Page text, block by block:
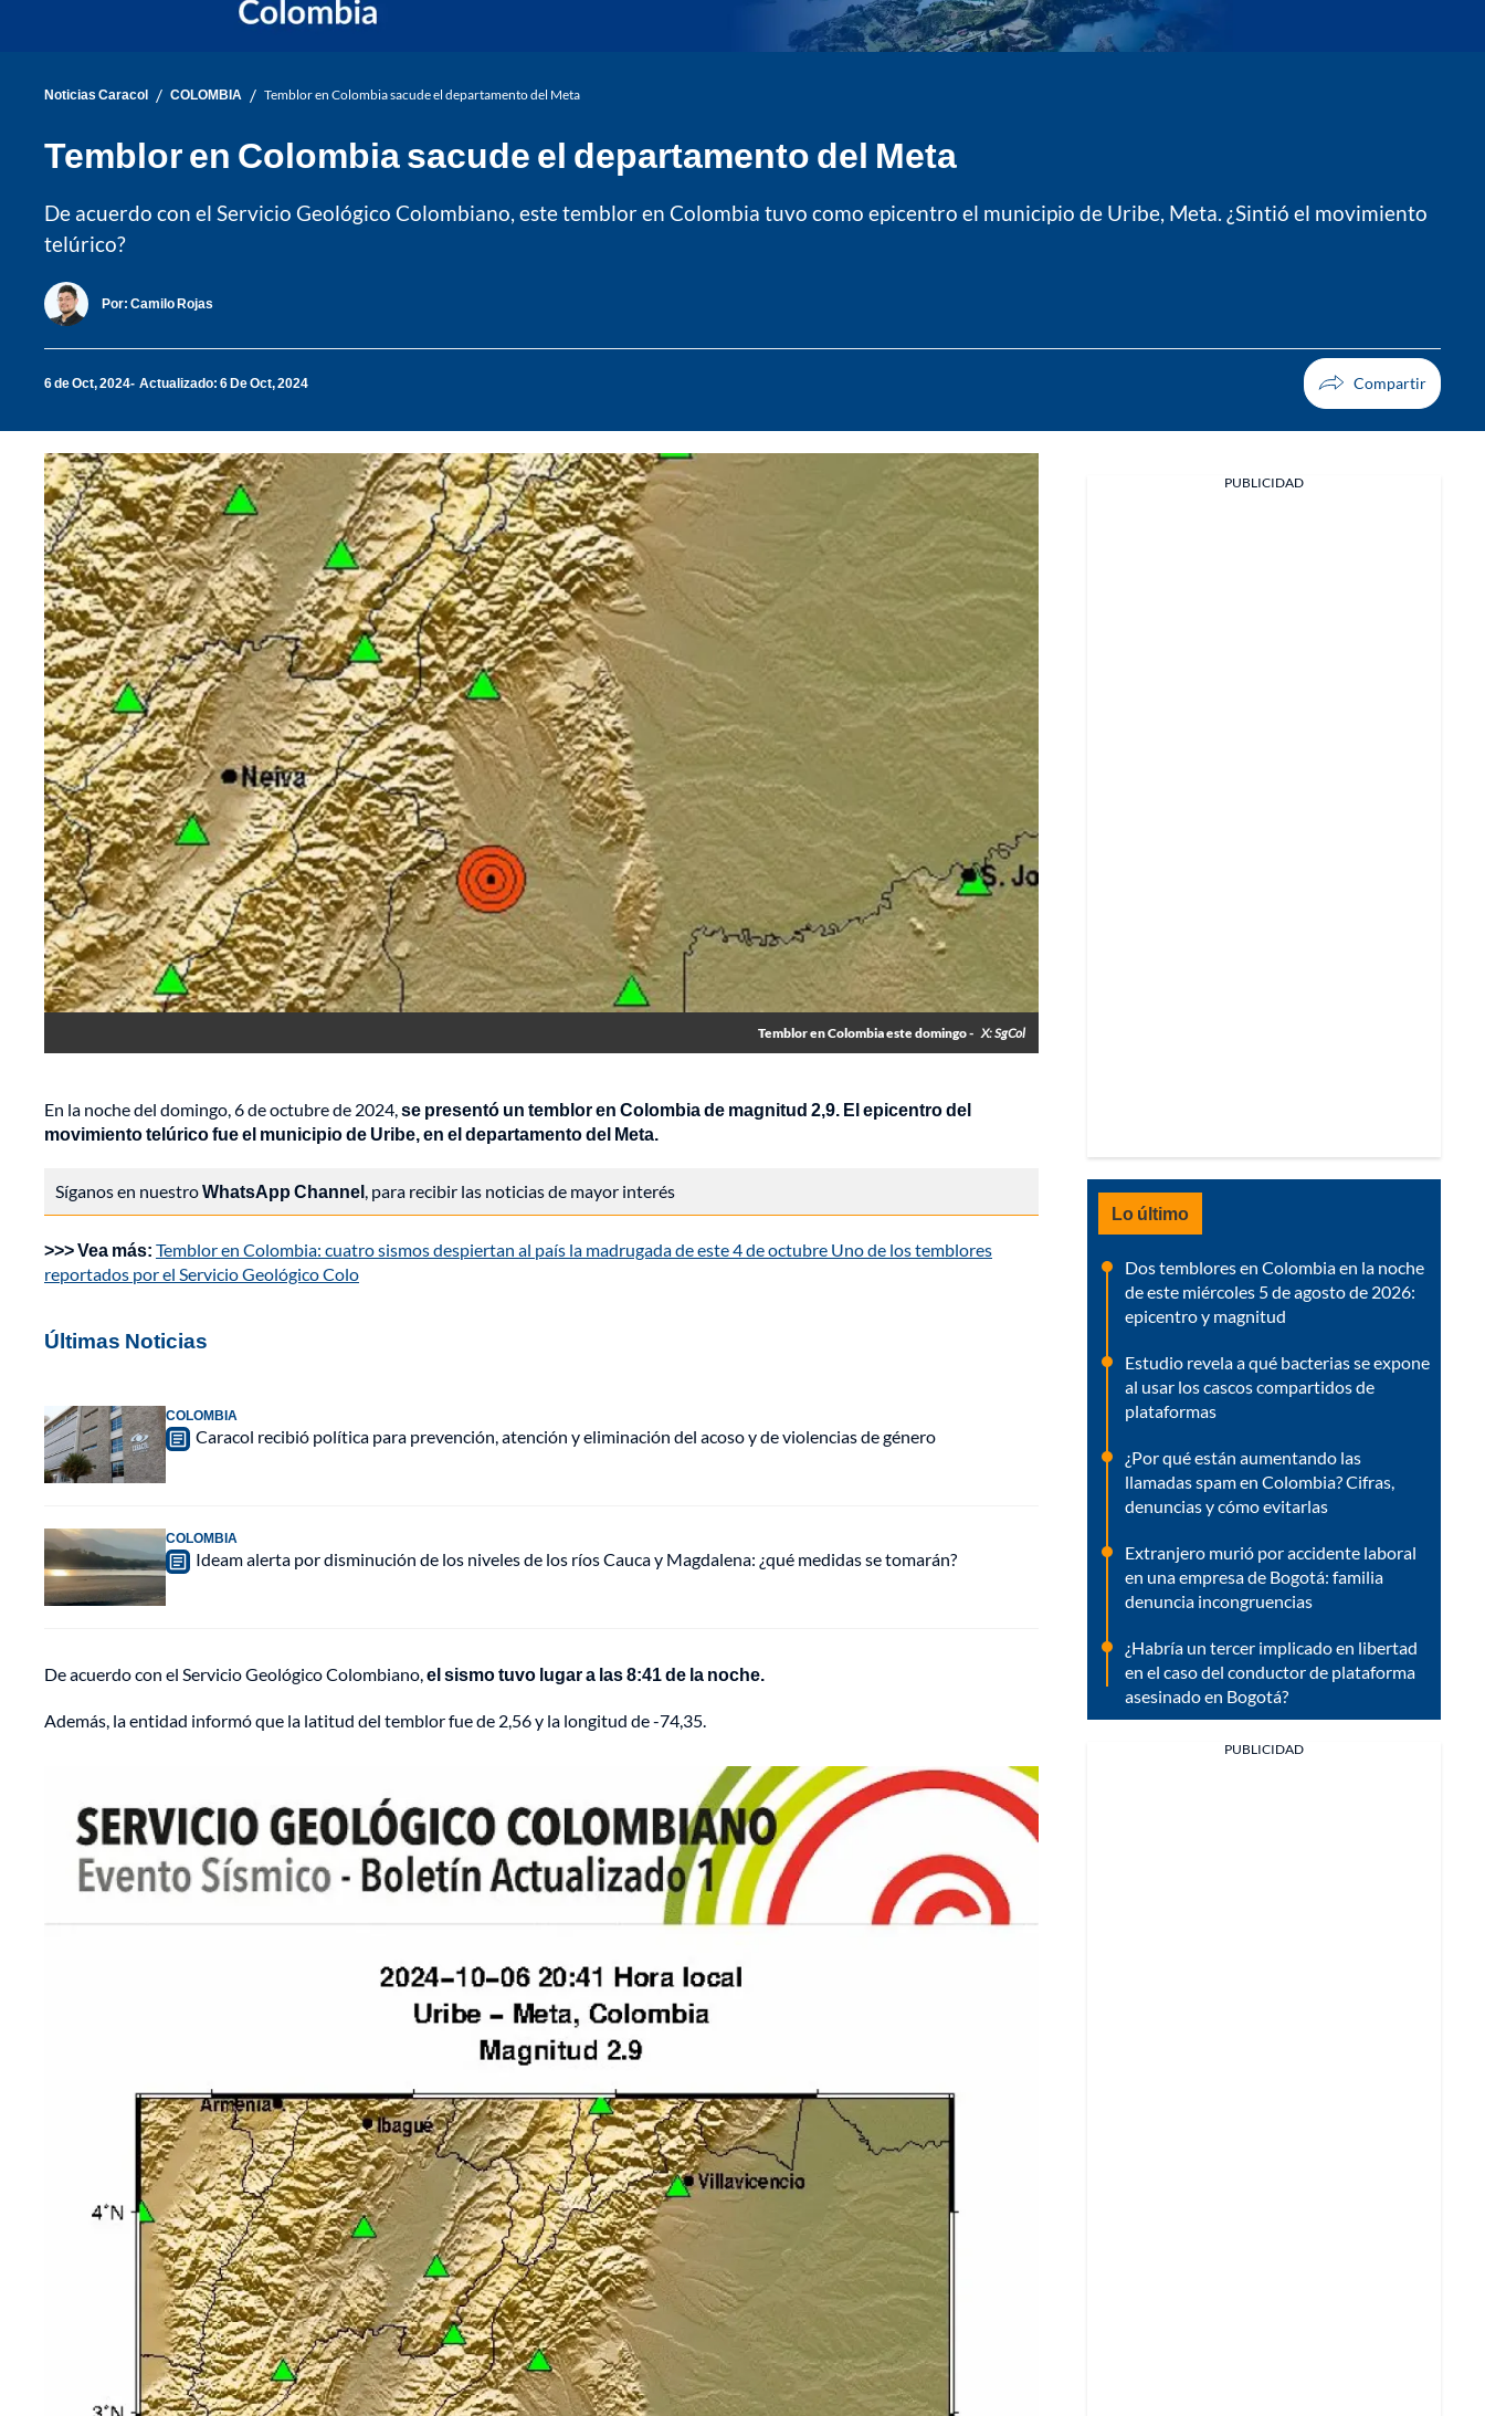
Noticias Caracol / COLOMBIA / Temblor en Colombia sacude el departamento del Meta
Temblor en Colombia sacude el departamento del Meta
De acuerdo con el Servicio Geológico Colombiano, este temblor en Colombia tuvo como epicentro el municipio de Uribe, Meta. ¿Sintió el movimiento
telúrico?
Por: Camilo Rojas
6 de Oct, 2024 Actualizado: 6 De Oct, 2024
Temblor en Colombia este domingo - X: SgCol
En la noche del domingo, 6 de octubre de 2024,se presentó un temblor en Colombia de magnitud 2,9. El epicentro del
movimiento telúrico fue el municipio de Uribe, en el departamento del Meta.
Síganos en nuestroWhatsApp Channel, para recibir las noticias de mayor interés
>>> Vea más: Temblor en Colombia: cuatro sismos despiertan al país la madrugada de este 4 de octubre Uno de los temblores
reportados por el Servicio Geológico Colo
Últimas Noticias
COLOMBIA
Caracol recibió política para prevención, atención y eliminación del acoso y de violencias de género
COLOMBIA
Ideam alerta por disminución de los niveles de los ríos Cauca y Magdalena: ¿qué medidas se tomarán?
De acuerdo con el Servicio Geológico Colombiano,el sismo tuvo lugar a las 8:41 de la noche.
Además, la entidad informó que la latitud del temblor fue de 2,56 y la longitud de -74,35.
PUBLICIDAD
Lo último
Dos temblores en Colombia en la noche
de este miércoles 5 de agosto de 2026:
epicentro y magnitud
Estudio revela a qué bacterias se expone
al usar los cascos compartidos de
plataformas
¿Por qué están aumentando las
llamadas spam en Colombia? Cifras,
denuncias y cómo evitarlas
Extranjero murió por accidente laboral
en una empresa de Bogotá: familia
denuncia incongruencias
¿Habría un tercer implicado en libertad
en el caso del conductor de plataforma
asesinado en Bogotá?
PUBLICIDAD